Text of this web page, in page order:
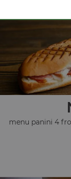
menu panini 4